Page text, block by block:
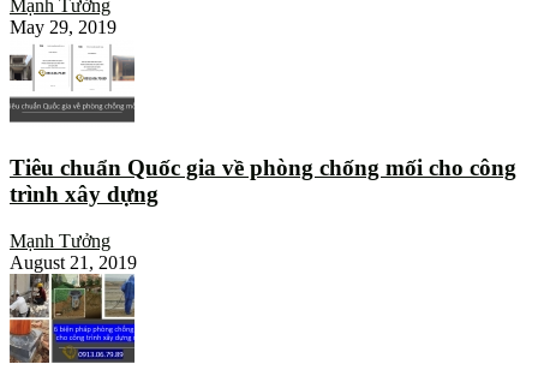
Mạnh Tưởng
May 29, 2019
Tiêu chuẩn Quốc gia về phòng chống mối cho công
trình xây dựng
Mạnh Tưởng
August 21, 2019